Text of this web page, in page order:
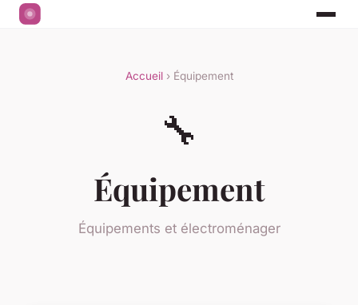
Accueil› Équipement
🔧
Équipement
Équipements et électroménager